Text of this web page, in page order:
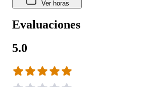
Ver horas
Evaluaciones
5.0